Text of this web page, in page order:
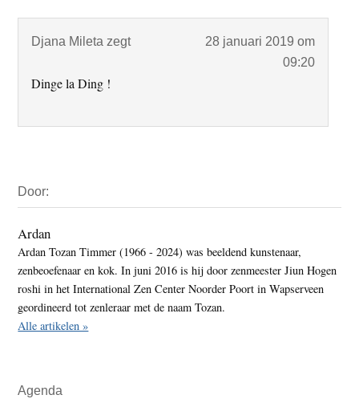
Djana Mileta zegt
28 januari 2019 om
09:20
Dinge la Ding !
Sidebar
Door:
Ardan
Ardan Tozan Timmer (1966 - 2024) was beeldend kunstenaar,
zenbeoefenaar en kok. In juni 2016 is hij door zenmeester Jiun Hogen
roshi in het International Zen Center Noorder Poort in Wapserveen
geordineerd tot zenleraar met de naam Tozan.
Alle artikelen »
Agenda